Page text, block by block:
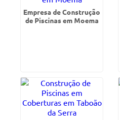
Empresa de Construção
de Piscinas em Moema